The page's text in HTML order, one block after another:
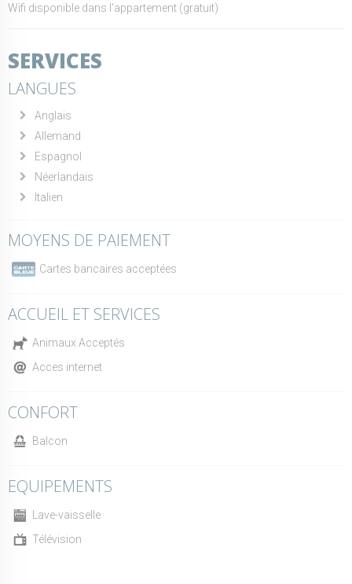
Wifi disponible dans l'appartement (gratuit)
SERVICES
LANGUES
Anglais
Allemand
Espagnol
Néerlandais
Italien
MOYENS DE PAIEMENT
Cartes bancaires acceptées
ACCUEIL ET SERVICES
Animaux Acceptés
Acces internet
CONFORT
Balcon
EQUIPEMENTS
Lave-vaisselle
Télévision